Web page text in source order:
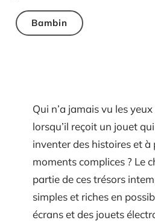
Bambin
Qui n’a jamais vu les
lorsqu’il reçoit un jouet
inventer des histoires et à
moments complices ? Le
partie de ces trésors
simples et riches en
écrans et des jouets